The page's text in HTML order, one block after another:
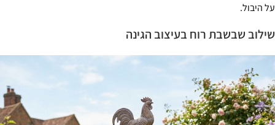
על היבול.
שילוב שבשבת רוח בעיצוב הגינה